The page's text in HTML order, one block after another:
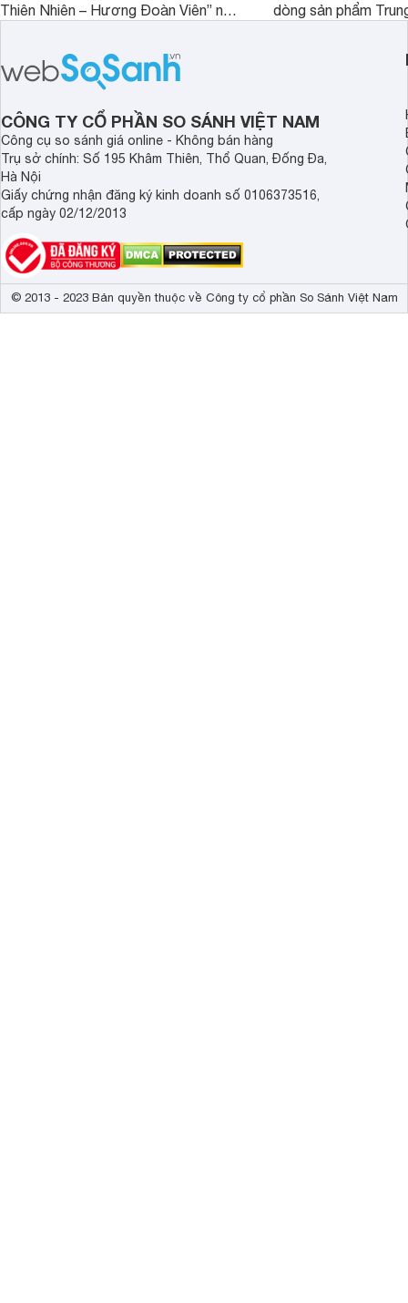
Thiên Nhiên – Hương Đoàn Viên” nơi
hương vị tinh tuyển. Mỗi hộp bánh là
một bức họa thiên nhiên sống động, là
cánh chim tung bay, là hoa lá khẽ nở,
gửi gắm lời chúc an lành và viên mãn.
dòng sản phẩm
quà tặng, mà còn
hảo cho doanh
CÔNG TY CỔ PHẦN SO SÁNH VIỆT NAM
Công cụ so sánh giá online - Không bán hàng
Trụ sở chính: Số 195 Khâm Thiên, Thổ Quan, Đống Đa,
Hà Nội
Giấy chứng nhận đăng ký kinh doanh số 0106373516,
cấp ngày 02/12/2013
© 2013 - 2023 Bản quyền thuộc về Công ty cổ phần So Sánh Việt Nam